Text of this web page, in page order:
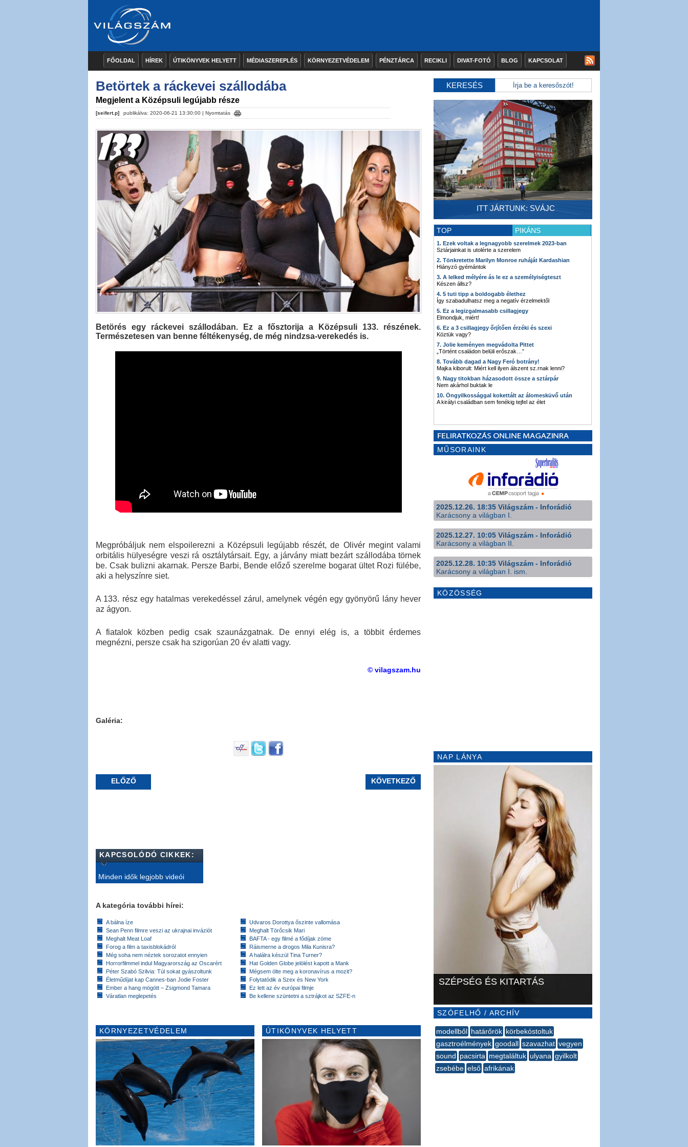
FŐOLDAL HÍREK ÚTIKÖNYVEK HELYETT MÉDIASZEREPLÉS KÖRNYEZETVÉDELEM PÉNZTÁRCA RECIKLI DIVAT-FOTÓ BLOG KAPCSOLAT
Betörtek a ráckevei szállodába
Megjelent a Középsuli legújabb része
[seifert.p] publikálva: 2020-06-21 13:30:00 | Nyomtatás
Betörés egy ráckevei szállodában. Ez a fősztorija a Középsuli 133. részének.
Természetesen van benne féltékenység, de még nindzsa-verekedés is.
Megpróbáljuk nem elspoilerezni a Középsuli legújabb részét, de Olivér megint valami
orbitális hülyeségre veszi rá osztálytársait. Egy, a járvány miatt bezárt szállodába törnek
be. Csak bulizni akarnak. Persze Barbi, Bende előző szerelme bogarat ültet Rozi fülébe,
aki a helyszínre siet.
A 133. rész egy hatalmas verekedéssel zárul, amelynek végén egy gyönyörű lány hever
az ágyon.
A fiatalok közben pedig csak szaunázgatnak. De ennyi elég is, a többit érdemes
megnézni, persze csak ha szigorúan 20 év alatti vagy.
© vilagszam.hu
Galéria:
ELŐZŐ KÖVETKEZŐ
KAPCSOLÓDÓ CIKKEK:
Minden idők legjobb videói
A kategória további hírei:
A bálna íze
Sean Penn filmre veszi az ukrajnai inváziót
Meghalt Meat Loaf
Forog a film a taxisblokádról
Még soha nem néztek sorozatot ennyien
Horrorfilmmel indul Magyarország az Oscarért
Péter Szabó Szilvia: Túl sokat gyászoltunk
Életműdíjat kap Cannes-ban Jodie Foster
Ember a hang mögött – Zsigmond Tamara
Váratlan meglepetés
Udvaros Dorottya őszinte vallomása
Meghalt Törőcsik Mari
BAFTA - egy filmé a fődíjak zöme
Ráismerne a drogos Mila Kunisra?
A halálra készül Tina Turner?
Hat Golden Globe jelölést kapott a Mank
Mégsem ölte meg a koronavírus a mozit?
Folytatódik a Szex és New York
Ez lett az év európai filmje
Be kellene szüntetni a sztrájkot az SZFE-n
KÖRNYEZETVÉDELEM ÚTIKÖNYVEK HELYETT
KERESÉS
ITT JÁRTUNK: SVÁJC
TOP PIKÁNS
1. Ezek voltak a legnagyobb szerelmek 2023-ban
Sztárjainkat is utolérte a szerelem
2. Tönkretette Marilyn Monroe ruháját Kardashian
Hiányzó gyémántok
3. A lelked mélyére ás le ez a személyiségteszt
Készen állsz?
4. 5 tuti tipp a boldogabb élethez
Így szabadulhatsz meg a negatív érzelmektől
5. Ez a legizgalmasabb csillagjegy
Elmondjuk, miért!
6. Ez a 3 csillagjegy őrjítően érzéki és szexi
Köztük vagy?
7. Jolie keményen megvádolta Pittet
„Történt családon belüli erőszak…”
8. Tovább dagad a Nagy Feró botrány!
Majka kiborult: Miért kell ilyen álszent sz.rnak lenni?
9. Nagy titokban házasodott össze a sztárpár
Nem akárhol buktak le
10. Öngyilkossággal kokettált az álomesküvő után
A királyi családban sem fenékig tejfel az élet
MŰSORAINK
2025.12.26. 18:35 Világszám - Inforádió
Karácsony a világban I.
2025.12.27. 10:05 Világszám - Inforádió
Karácsony a világban II.
2025.12.28. 10:35 Világszám - Inforádió
Karácsony a világban I. ism.
KÖZÖSSÉG
NAP LÁNYA
SZÉPSÉG ÉS KITARTÁS
SZÓFELHŐ / ARCHÍV
modellből határőrök körbekóstoltuk
gasztroélmények goodall szavazhat vegyen
sound pacsirta megtaláltuk ulyana gyilkolt
zsebébe első afrikának